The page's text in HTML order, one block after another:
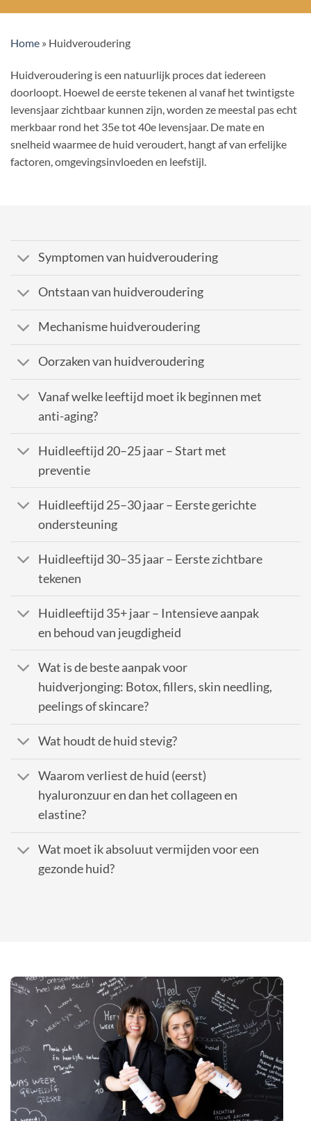
Home » Huidveroudering
Huidveroudering is een natuurlijk proces dat iedereen
doorloopt. Hoewel de eerste tekenen al vanaf het twintigste
levensjaar zichtbaar kunnen zijn, worden ze meestal pas echt
merkbaar rond het 35e tot 40e levensjaar. De mate en
snelheid waarmee de huid veroudert, hangt af van erfelijke
factoren, omgevingsinvloeden en leefstijl.
Symptomen van huidveroudering
Ontstaan van huidveroudering
Mechanisme huidveroudering
Oorzaken van huidveroudering
Vanaf welke leeftijd moet ik beginnen met
anti-aging?
Huidleeftijd 20–25 jaar – Start met
preventie
Huidleeftijd 25–30 jaar – Eerste gerichte
ondersteuning
Huidleeftijd 30–35 jaar – Eerste zichtbare
tekenen
Huidleeftijd 35+ jaar – Intensieve aanpak
en behoud van jeugdigheid
Wat is de beste aanpak voor
huidverjonging: Botox, fillers, skin needling,
peelings of skincare?
Wat houdt de huid stevig?
Waarom verliest de huid (eerst)
hyaluronzuur en dan het collageen en
elastine?
Wat moet ik absoluut vermijden voor een
gezonde huid?